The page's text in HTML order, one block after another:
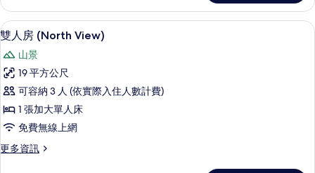
House,
cannot
specify)
的
所
有
相
片
非
吸
煙
(Run
of
House,
cannot
specify)
的
詳
顯
示
雙
人
房
(North
View)
的
書桌、遮光布/窗簾、免費無線上網、
7
雙人房 (North View)
山景
19 平方公尺
可容納 3 人 (依實際入住人數計費)
1 張加大單人床
免費無線上網
更多資訊
更